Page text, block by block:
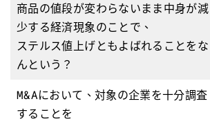
商品の値段が変わらないまま中身が減
少する経済現象のことで、
ステルス値上げともよばれることをな
んという？
M&Aにおいて、対象の企業を十分調査
することを